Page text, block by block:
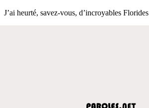
J’ai heurté, savez-vous, d’incroyables Florides